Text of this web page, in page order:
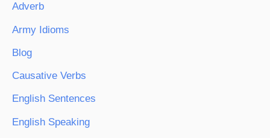
Adverb
Army Idioms
Blog
Causative Verbs
English Sentences
English Speaking